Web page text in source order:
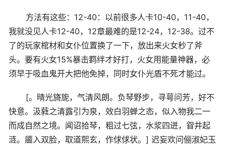
方法有这些：12-40：以前很多人卡10-40，11-40，
我就没见人卡12-40，12章最难的是12-24，12-38。过不
了的玩家棺材和女仆位置换了一下，放出来火女秒了斧
头。要有火女15%暴击羁绊才好打，火女用能量神器，必
须早于吸血鬼开大把他免掉，同时女仆光盾不死才能过。
[。晴光旖旎，气清风朗。负琴野步，寻萼问芳，好不
快意。汲蕤之清露引为泉，效白羽蝉之态，似入物我二一
而成自然之境。闻诏拾琴，粗过七弦，水浆四迸，眢井起
涟。靥入双脸，取道熙玄，作俅俅状。] 迟妄欢问俪淑妃玉